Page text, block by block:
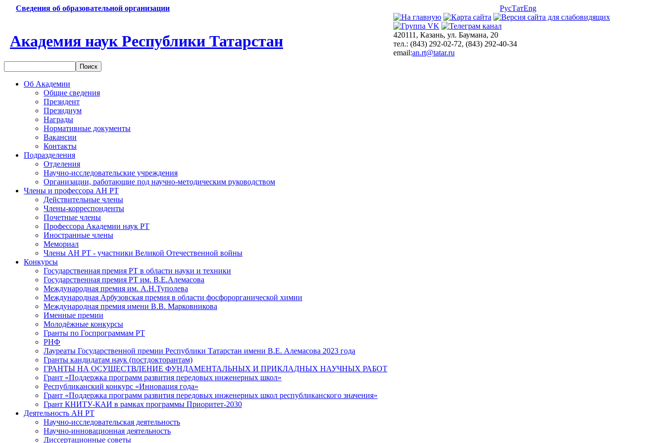
Сведения об образовательной организации РусТатEng
Академия наук Республики Татарстан
420111, Казань, ул. Баумана, 20
тел.: (843) 292-02-72, (843) 292-40-34
email:an.rt@tatar.ru
Об Академии
Общие сведения
Президент
Президиум
Награды
Нормативные документы
Вакансии
Контакты
Подразделения
Отделения
Научно-исследовательские учреждения
Организации, работающие под научно-методическим руководством
Члены и профессора АН РТ
Действительные члены
Члены-корреспонденты
Почетные члены
Профессора Академии наук РТ
Иностранные члены
Мемориал
Члены АН РТ - участники Великой Отечественной войны
Конкурсы
Государственная премия РТ в области науки и техники
Государственная премия РТ им. В.Е.Алемасова
Международная премия им. А.Н.Туполева
Международная Арбузовская премия в области фосфорорганической химии
Международная премия имени В.В. Марковникова
Именные премии
Молодёжные конкурсы
Гранты по Госпрограммам РТ
РНФ
Лауреаты Государственной премии Республики Татарстан имени В.Е. Алемасова 2023 года
Гранты кандидатам наук (постдокторантам)
ГРАНТЫ НА ОСУЩЕСТВЛЕНИЕ ФУНДАМЕНТАЛЬНЫХ И ПРИКЛАДНЫХ НАУЧНЫХ РАБОТ
Грант «Поддержка программ развития передовых инженерных школ»
Республиканский конкурс «Инновация года»
Грант «Поддержка программ развития передовых инженерных школ республиканского значения»
Грант КНИТУ-КАИ в рамках программы Приоритет-2030
Деятельность АН РТ
Научно-исследовательская деятельность
Научно-инновационная деятельность
Диссертационные советы